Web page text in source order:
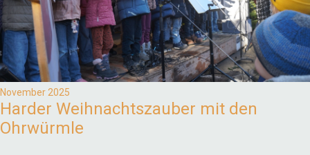
November 2025
Harder Weihnachtszauber mit den
Ohrwürmle